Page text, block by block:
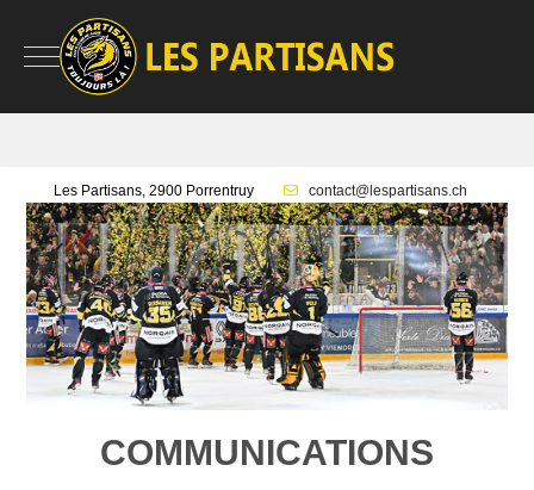
Mobile Menu Toggle
Les Partisans, 2900 Porrentruy contact@lespartisans.ch
COMMUNICATIONS